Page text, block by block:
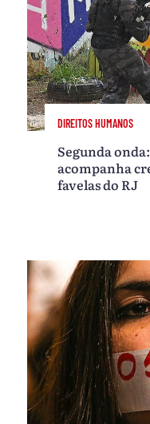
DIREITOS HUMANOS
Segunda
acompanha
favelas do RJ